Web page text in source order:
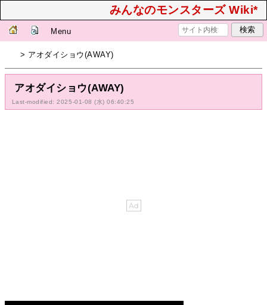
みんなのモンスターズ Wiki*
Menu
> アオダイショウ(AWAY)
アオダイショウ(AWAY)
Last-modified: 2025-01-08 (水) 06:40:25